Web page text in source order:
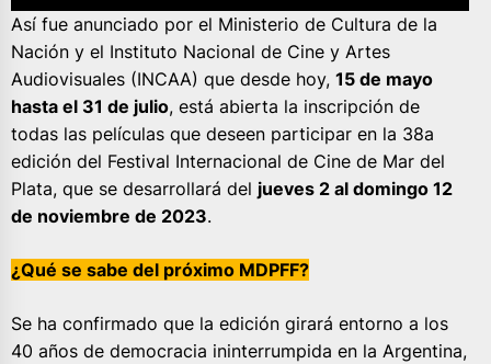
Así fue anunciado por el Ministerio de Cultura de la
Nación y el Instituto Nacional de Cine y Artes
Audiovisuales (INCAA) que desde hoy, 15 de mayo
hasta el 31 de julio, está abierta la inscripción de
todas las películas que deseen participar en la 38a
edición del Festival Internacional de Cine de Mar del
Plata, que se desarrollará del jueves 2 al domingo 12
de noviembre de 2023.
¿Qué se sabe del próximo MDPFF?
Se ha confirmado que la edición girará entorno a los
40 años de democracia ininterrumpida en la Argentina,